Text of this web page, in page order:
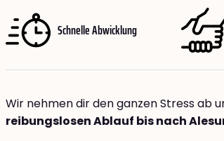
Schnelle Abwicklung
Wir nehmen dir den ganzen Stress ab
reibungslosen Ablauf bis nach